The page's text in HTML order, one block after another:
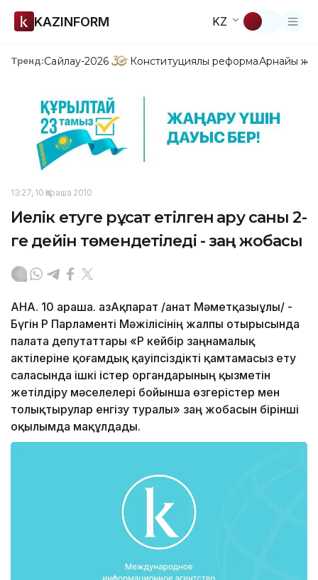
KAZINFORM KZ
Тренд:Сайлау-2026 Конституциялық реформаАрнайы
13:27, 10 Қараша 2010
Иелік етуге рұқсат етілген қару саны 2-
ге дейін төмендетіледі - заң жобасы
АНА. 10 Қараша. ҚазАқпарат /Қанат Мәметқазыұлы/ -
Бүгін ҚР Парламенті Мәжілісінің жалпы отырысында
палата депутаттары «ҚР кейбір заңнамалық
актілеріне қоғамдық қауіпсіздікті қамтамасыз ету
саласында ішкі істер органдарының қызметін
жетілдіру мәселелері бойынша өзгерістер мен
толықтырулар енгізу туралы» заң жобасын бірінші
оқылымда мақұлдады.